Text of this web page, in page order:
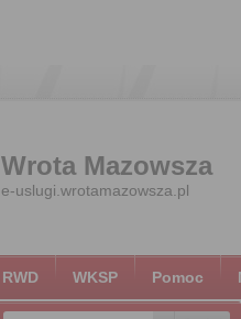
Wrota Mazowsza
e-uslugi.wrotamazowsza.pl
RWD WKSP Pomoc